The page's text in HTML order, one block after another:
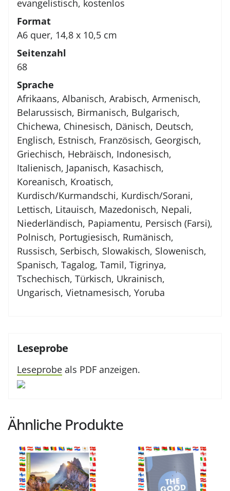
evangelistisch, kostenlos
Format
A6 quer, 14,8 x 10,5 cm
Seitenzahl
68
Sprache
Afrikaans, Albanisch, Arabisch, Armenisch,
Belarussisch, Birmanisch, Bulgarisch,
Chichewa, Chinesisch, Dänisch, Deutsch,
Englisch, Estnisch, Französisch, Georgisch,
Griechisch, Hebräisch, Indonesisch,
Italienisch, Japanisch, Kasachisch,
Koreanisch, Kroatisch,
Kurdisch/Kurmandschi, Kurdisch/Sorani,
Lettisch, Litauisch, Mazedonisch, Nepali,
Niederländisch, Papiamentu, Persisch (Farsi),
Polnisch, Portugiesisch, Rumänisch,
Russisch, Serbisch, Slowakisch, Slowenisch,
Spanisch, Tagalog, Tamil, Tigrinya,
Tschechisch, Türkisch, Ukrainisch,
Ungarisch, Vietnamesisch, Yoruba
Leseprobe
Leseprobe als PDF anzeigen.
Ähnliche Produkte